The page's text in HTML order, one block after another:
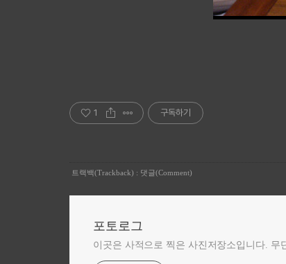
1 구독하기
트랙백(Trackback) : 댓글(Comment)
포토로그
이곳은 사적으로 찍은 사진저장소입니다.